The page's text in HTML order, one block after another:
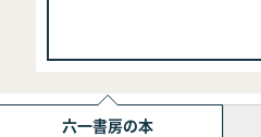
六一書房の本